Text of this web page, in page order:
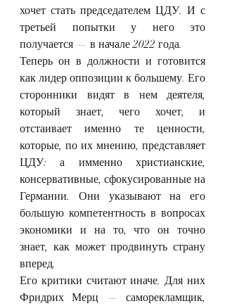
хочет стать председателем ЦДУ. И с
третьей попытки у него это
получается — в начале 2022 года.
Теперь он в должности и готовится
как лидер оппозиции к большему. Его
сторонники видят в нем деятеля,
который знает, чего хочет, и
отстаивает именно те ценности,
которые, по их мнению, представляет
ЦДУ: а имменно христианские,
консервативные, сфокусированные на
Германии. Они указывают на его
большую компетентность в вопросах
экономики и на то, что он точно
знает, как может продвинуть страну
вперед.
Его критики считают иначе. Для них
Фридрих Мерц — саморекламщик,